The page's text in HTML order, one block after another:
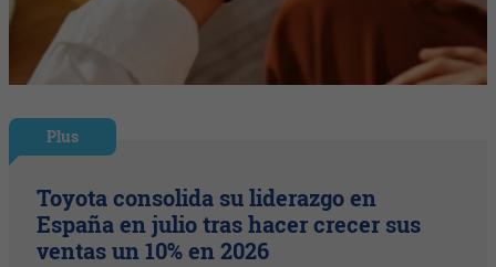
Plus
Toyota consolida su liderazgo en
España en julio tras hacer crecer sus
ventas un 10% en 2026